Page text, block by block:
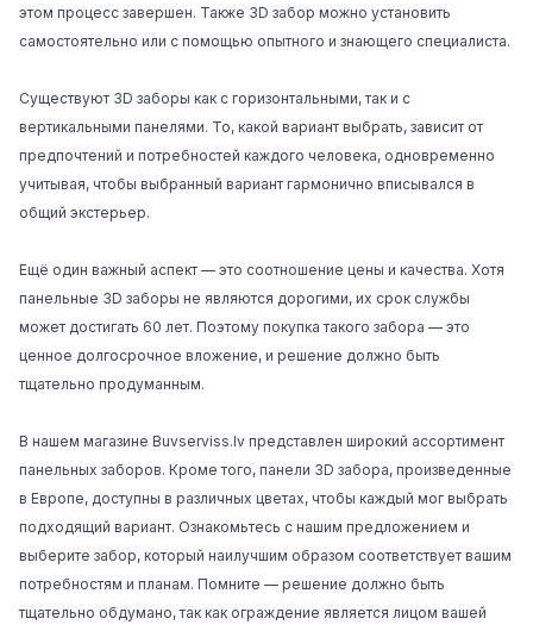
этом процесс завершен. Также 3D забор можно установить
самостоятельно или с помощью опытного и знающего специалиста.
Существуют 3D заборы как с горизонтальными, так и с
вертикальными панелями. То, какой вариант выбрать, зависит от
предпочтений и потребностей каждого человека, одновременно
учитывая, чтобы выбранный вариант гармонично вписывался в
общий экстерьер.
Ещё один важный аспект — это соотношение цены и качества. Хотя
панельные 3D заборы не являются дорогими, их срок службы
может достигать 60 лет. Поэтому покупка такого забора — это
ценное долгосрочное вложение, и решение должно быть
тщательно продуманным.
В нашем магазине Buvserviss.lv представлен широкий ассортимент
панельных заборов. Кроме того, панели 3D забора, произведенные
в Европе, доступны в различных цветах, чтобы каждый мог выбрать
подходящий вариант. Ознакомьтесь с нашим предложением и
выберите забор, который наилучшим образом соответствует вашим
потребностям и планам. Помните — решение должно быть
тщательно обдумано, так как ограждение является лицом вашей